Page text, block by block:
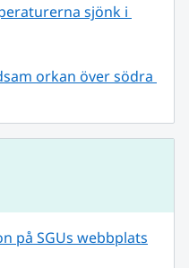
sjönk i
orkan över södra
på SGUs webbplats